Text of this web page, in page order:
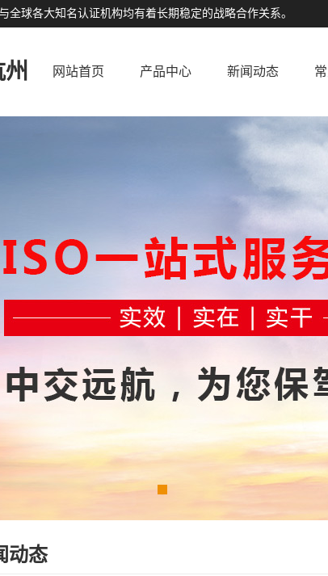
全球各大知名认证机构均有着长期稳定的战略合作关系。
网站首页 产品中心 新闻动态
动态